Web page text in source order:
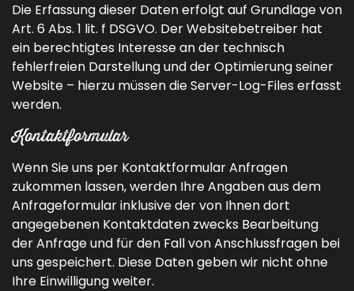
Die Erfassung dieser Daten erfolgt auf Grundlage von
Art. 6 Abs. 1 lit. f DSGVO. Der Websitebetreiber hat
ein berechtigtes Interesse an der technisch
fehlerfreien Darstellung und der Optimierung seiner
Website – hierzu müssen die Server-Log-Files erfasst
werden.
Kontaktformular
Wenn Sie uns per Kontaktformular Anfragen
zukommen lassen, werden Ihre Angaben aus dem
Anfrageformular inklusive der von Ihnen dort
angegebenen Kontaktdaten zwecks Bearbeitung
der Anfrage und für den Fall von Anschlussfragen bei
uns gespeichert. Diese Daten geben wir nicht ohne
Ihre Einwilligung weiter.